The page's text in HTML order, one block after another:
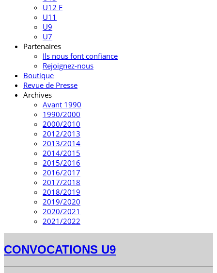
U12 F
U11
U9
U7
Partenaires
Ils nous font confiance
Rejoignez-nous
Boutique
Revue de Presse
Archives
Avant 1990
1990/2000
2000/2010
2012/2013
2013/2014
2014/2015
2015/2016
2016/2017
2017/2018
2018/2019
2019/2020
2020/2021
2021/2022
CONVOCATIONS U9